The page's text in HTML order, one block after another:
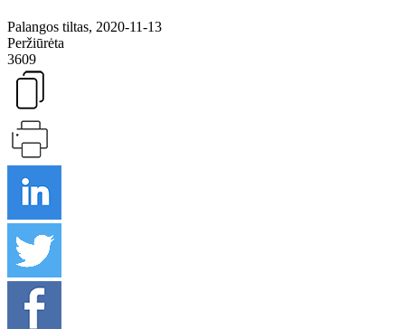
Palangos tiltas, 2020-11-13
Peržiūrėta
3609